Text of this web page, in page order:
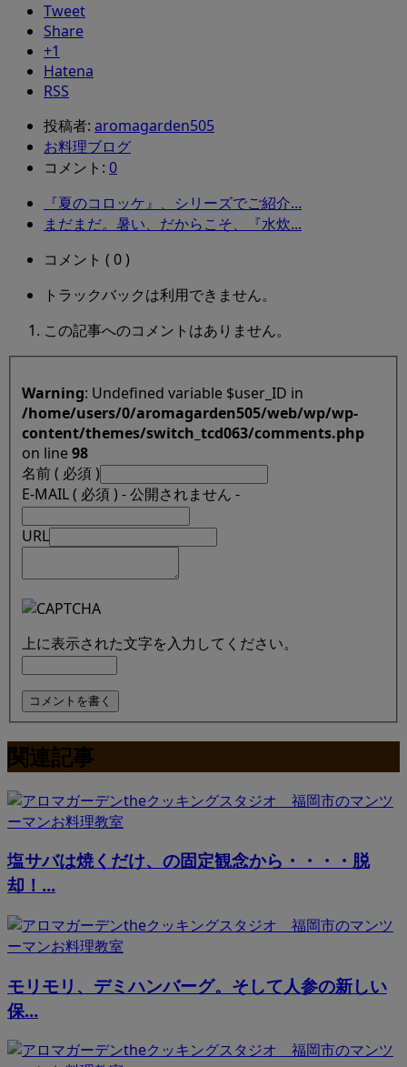
Tweet
Share
+1
Hatena
RSS
投稿者: aromagarden505
お料理ブログ
コメント: 0
『夏のコロッケ』、シリーズでご紹介...
まだまだ。暑い、だからこそ、『水炊...
コメント ( 0 )
トラックバックは利用できません。
この記事へのコメントはありません。
Warning : Undefined variable $user_ID in
/home/users/0/aromagarden505/web/wp/wp-
content/themes/switch_tcd063/comments.php
on line98
名前 ( 必須 )
E-MAIL ( 必須 ) - 公開されません -
URL
上に表示された文字を入力してください。
関連記事
塩サバは焼くだけ、の固定観念から・・・・脱
却！...
モリモリ、デミハンバーグ。そして人参の新しい
保...